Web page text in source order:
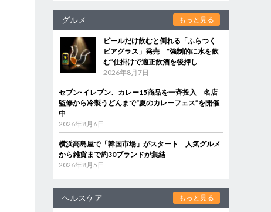
グルメ もっと見る
ビールだけ飲むと倒れる「ふらつく
ビアグラス」発売 “強制的に水を飲
む”仕掛けで適正飲酒を後押し
2026年8月7日
セブン‐イレブン、カレー15商品を一斉投入 名店
監修から冷製うどんまで“夏のカレーフェス”を開催
中
2026年8月6日
横浜高島屋で「韓国市場」がスタート 人気グルメ
から雑貨まで約30ブランドが集結
2026年8月5日
ヘルスケア もっと見る